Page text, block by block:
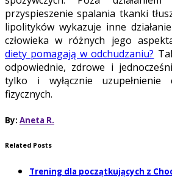
przyspieszenie spalania tkanki
lipolityków wykazuje inne
człowieka w różnych jego
diety pomagają w odchudzaniu?
odpowiednie, zdrowe i
tylko i wyłącznie
fizycznych.
By: Aneta R.
Related Posts
Trening dla początkujących z